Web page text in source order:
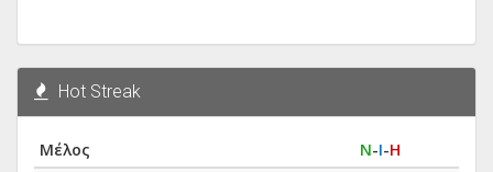
Hot Streak
Μέλος Ν-Ι-Η